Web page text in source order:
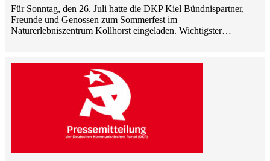
Für Sonntag, den 26. Juli hatte die DKP Kiel Bündnispartner,
Freunde und Genossen zum Sommerfest im
Naturerlebniszentrum Kollhorst eingeladen. Wichtigster…